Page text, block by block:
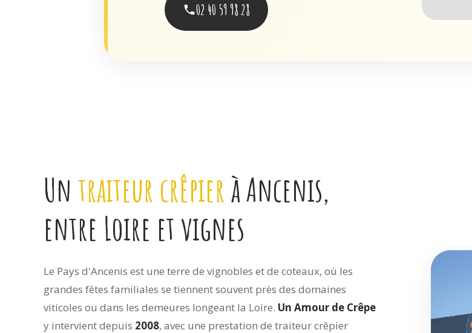
02 40 59 98 28
Un traiteur crêpierà Ancenis,
entre Loire et vignes
Le Pays d'Ancenis est une terre de vignobles et de coteaux, où les
grandes fêtes familiales se tiennent souvent près des domaines
viticoles ou dans les demeures longeant la Loire. Un Amour de Crêpe
y intervient depuis 2008, avec une prestation de traiteur crêpier